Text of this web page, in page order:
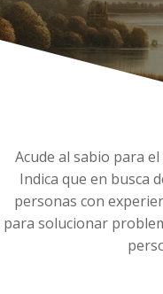
Acude al sabio para
Indica que en busca
personas con
para solucionar